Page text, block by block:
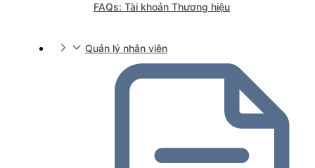
FAQs: Tài khoản Thương hiệu
Quản lý nhân viên